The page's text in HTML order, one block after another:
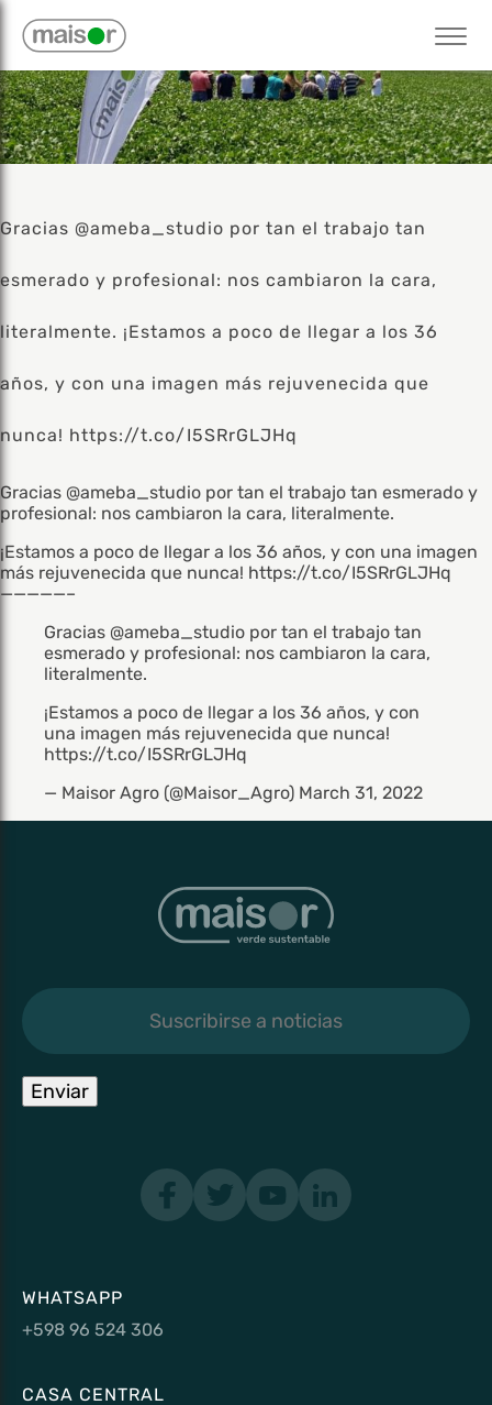
Gracias @ameba_studio por tan el trabajo tan
esmerado y profesional: nos cambiaron la cara,
literalmente. ¡Estamos a poco de llegar a los 36
años, y con una imagen más rejuvenecida que
nunca! https://t.co/I5SRrGLJHq
Gracias @ameba_studio por tan el trabajo tan esmerado y
profesional: nos cambiaron la cara, literalmente.
¡Estamos a poco de llegar a los 36 años, y con una imagen
más rejuvenecida que nunca! https://t.co/I5SRrGLJHq
—————–
Gracias @ameba_studio por tan el trabajo tan
esmerado y profesional: nos cambiaron la cara,
literalmente.
¡Estamos a poco de llegar a los 36 años, y con
una imagen más rejuvenecida que nunca!
https://t.co/I5SRrGLJHq
— Maisor Agro (@Maisor_Agro) March 31, 2022
Enviar
WHATSAPP
+598 96 524 306
CASA CENTRAL